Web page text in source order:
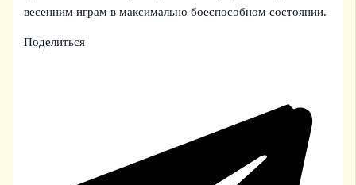
весенним играм в максимально боеспособном состоянии.
Поделиться